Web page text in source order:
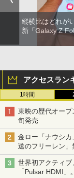
縦横比はどれが
新「Galaxy Z
アクセスラン
1時間
東映の歴代オー
旬発売
金ロー「ナウシ
送のフリーレン
世界初アクティ
「Pulsar HDMI」